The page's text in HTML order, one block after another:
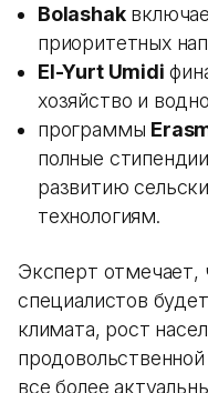
Bolashak
приоритетных
El-Yurt Umidi
хозяйство и
программы
полные
развитию
технологиям.
Эксперт отмечает,
специалистов
климата, рост
все более